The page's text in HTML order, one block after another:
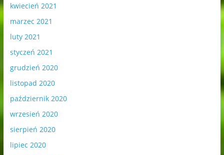
kwiecień 2021
marzec 2021
luty 2021
styczeń 2021
grudzień 2020
listopad 2020
październik 2020
wrzesień 2020
sierpień 2020
lipiec 2020